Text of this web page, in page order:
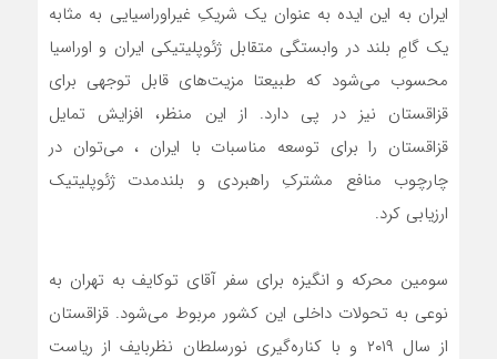
ایران به این ایده به عنوان یک شریکِ غیراوراسیایی به مثابه
یک گامِ بلند در وابستگی متقابل ژئوپلیتیکی ایران و اوراسیا
محسوب می‌شود که طبیعتا مزیت‌های قابل توجهی برای
قزاقستان نیز در پی دارد. از این منظر، افزایش تمایل
قزاقستان را برای توسعه مناسبات با ایران ، می‌توان در
چارچوب منافع مشترکِ راهبردی و بلندمدت ژئوپلیتیک
ارزیابی کرد.
سومین محرکه و انگیزه برای سفر آقای توکایف به تهران به
نوعی به تحولات داخلی این کشور مربوط می‌شود. قزاقستان
از سال ۲۰۱۹ و با کناره‌گیری نورسلطان نظربایف از ریاست